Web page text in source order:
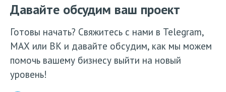
Давайте обсудим ваш проект
Готовы начать? Свяжитесь с нами в Telegram,
МАХ или ВК и давайте обсудим, как мы можем
помочь вашему бизнесу выйти на новый
уровень!